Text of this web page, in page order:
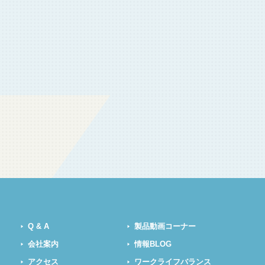
Q & A
会社案内
アクセス
製品動画コーナー
情報BLOG
ワークライフバランス